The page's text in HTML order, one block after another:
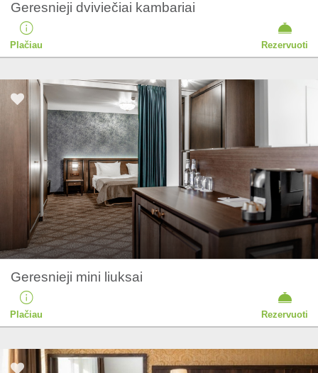
Geresnieji dviviečiai kambariai
Plačiau Rezervuoti
Geresnieji mini liuksai
Plačiau Rezervuoti